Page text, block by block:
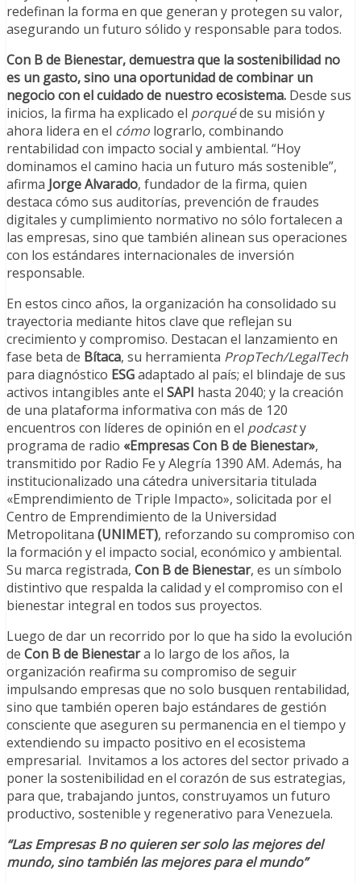
redefinan la forma en que generan y protegen su valor,
asegurando un futuro sólido y responsable para todos.
Con B de Bienestar, demuestra que la sostenibilidad no
es un gasto, sino una oportunidad de combinar un
negocio con el cuidado de nuestro ecosistema. Desde sus
inicios, la firma ha explicado el porquéde su misión y
ahora lidera en el cómo lograrlo, combinando
rentabilidad con impacto social y ambiental. “Hoy
dominamos el camino hacia un futuro más sostenible”,
afirma Jorge Alvarado, fundador de la firma, quien
destaca cómo sus auditorías, prevención de fraudes
digitales y cumplimiento normativo no sólo fortalecen a
las empresas, sino que también alinean sus operaciones
con los estándares internacionales de inversión
responsable.
En estos cinco años, la organización ha consolidado su
trayectoria mediante hitos clave que reflejan su
crecimiento y compromiso. Destacan el lanzamiento en
fase beta de Bítaca, su herramienta PropTech/LegalTech
para diagnóstico ESGadaptado al país; el blindaje de sus
activos intangibles ante el SAPI hasta 2040; y la creación
de una plataforma informativa con más de 120
encuentros con líderes de opinión en el podcasty
programa de radio «Empresas Con B de Bienestar»,
transmitido por Radio Fe y Alegría 1390 AM. Además, ha
institucionalizado una cátedra universitaria titulada
«Emprendimiento de Triple Impacto», solicitada por el
Centro de Emprendimiento de la Universidad
Metropolitana (UNIMET), reforzando su compromiso con
la formación y el impacto social, económico y ambiental.
Su marca registrada, Con B de Bienestar, es un símbolo
distintivo que respalda la calidad y el compromiso con el
bienestar integral en todos sus proyectos.
Luego de dar un recorrido por lo que ha sido la evolución
de Con B de Bienestara lo largo de los años, la
organización reafirma su compromiso de seguir
impulsando empresas que no solo busquen rentabilidad,
sino que también operen bajo estándares de gestión
consciente que aseguren su permanencia en el tiempo y
extendiendo su impacto positivo en el ecosistema
empresarial. Invitamos a los actores del sector privado a
poner la sostenibilidad en el corazón de sus estrategias,
para que, trabajando juntos, construyamos un futuro
productivo, sostenible y regenerativo para Venezuela.
“Las Empresas B no quieren ser solo las mejores del
mundo, sino también las mejores para el mundo”